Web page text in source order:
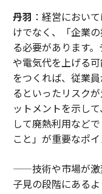
丹羽 ：経営におい
けでなく、「企業
る必要があります
や電気代を上げる
をつくれば、従業
るといったリスク
ットメントを示し
して廃熱利用など
こと」が重要なポイ
——技術や市場が激
子見の段階にあるよ